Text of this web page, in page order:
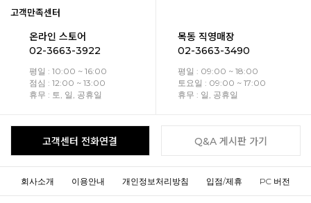
고객만족센터
온라인 스토어
02-3663-3922
평일 : 10:00 ~ 16:00
점심 : 12:00 ~ 13:00
휴무 : 토, 일, 공휴일
목동 직영매장
02-3663-3490
평일 : 09:00 ~ 18:00
토요일 : 09:00 ~ 17:00
휴무 : 일, 공휴일
고객센터 전화연결 Q&A 게시판 가기
회사소개 이용안내 개인정보처리방침 입점/제휴 PC 버전